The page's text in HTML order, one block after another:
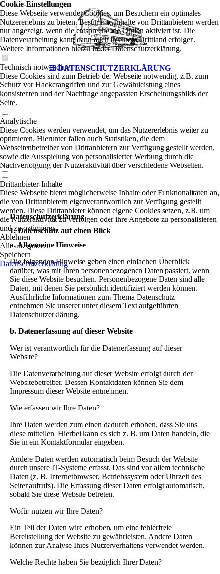
DATENSCHUTZERKLÄRUNG
Datenschutzerklärung
1. Datenschutz auf einen Blick
a. Allgemeine Hinweise
Die folgenden Hinweise geben einen einfachen Überblick
darüber, was mit Ihren personenbezogenen Daten passiert, wenn
Sie diese Website besuchen. Personenbezogene Daten sind alle
Daten, mit denen Sie persönlich identifiziert werden können.
Ausführliche Informationen zum Thema Datenschutz
entnehmen Sie unserer unter diesem Text aufgeführten
Datenschutzerklärung.
b. Datenerfassung auf dieser Website
Wer ist verantwortlich für die Datenerfassung auf dieser
Website?
Die Datenverarbeitung auf dieser Website erfolgt durch den
Websitebetreiber. Dessen Kontaktdaten können Sie dem
Impressum dieser Website entnehmen.
Wie erfassen wir Ihre Daten?
Ihre Daten werden zum einen dadurch erhoben, dass Sie uns
diese mitteilen. Hierbei kann es sich z. B. um Daten handeln, die
Sie in ein Kontaktformular eingeben.
Andere Daten werden automatisch beim Besuch der Website
durch unsere IT-Systeme erfasst. Das sind vor allem technische
Daten (z. B. Internetbrowser, Betriebssystem oder Uhrzeit des
Seitenaufrufs). Die Erfassung dieser Daten erfolgt automatisch,
sobald Sie diese Website betreten.
Wofür nutzen wir Ihre Daten?
Ein Teil der Daten wird erhoben, um eine fehlerfreie
Bereitstellung der Website zu gewährleisten. Andere Daten
können zur Analyse Ihres Nutzerverhaltens verwendet werden.
Welche Rechte haben Sie bezüglich Ihrer Daten?
Cookie-Einstellungen
Diese Webseite verwendet Cookies, um Besuchern ein optimales
Nutzererlebnis zu bieten. Bestimmte Inhalte von Drittanbietern werden
nur angezeigt, wenn die entsprechende Option aktiviert ist. Die
Datenverarbeitung kann dann auch in einem Drittland erfolgen.
Weitere Informationen hierzu in der Datenschutzerklärung.
Technisch notwendige
Diese Cookies sind zum Betrieb der Webseite notwendig, z.B. zum
Schutz vor Hackerangriffen und zur Gewährleistung eines
konsistenten und der Nachfrage angepassten Erscheinungsbilds der
Seite.
Analytische
Diese Cookies werden verwendet, um das Nutzererlebnis weiter zu
optimieren. Hierunter fallen auch Statistiken, die dem
Webseitenbetreiber von Drittanbietern zur Verfügung gestellt werden,
sowie die Ausspielung von personalisierter Werbung durch die
Nachverfolgung der Nutzeraktivität über verschiedene Webseiten.
Drittanbieter-Inhalte
Diese Webseite bietet möglicherweise Inhalte oder Funktionalitäten an,
die von Drittanbietern eigenverantwortlich zur Verfügung gestellt
werden. Diese Drittanbieter können eigene Cookies setzen, z.B. um
die Nutzeraktivität zu verfolgen oder ihre Angebote zu personalisieren
und zu optimieren.
Ablehnen
Alle akzeptieren
Speichern
Datenschutzerklärung